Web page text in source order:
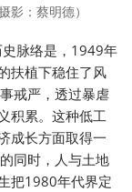
影：蔡明德）
脉络是，1949年
扶植下稳住了风
戒严，透过暴虐
积累。这种低工
成长方面取得一
同时，人与土地
把1980年代界定